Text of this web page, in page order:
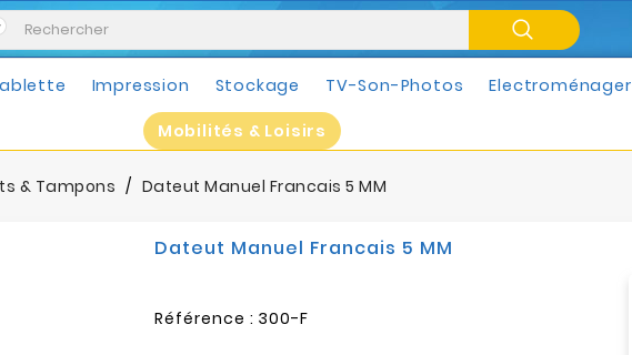
Impression Stockage TV-Son-Photos Electroménager
Mobilités & Loisirs
& Tampons Dateut Manuel Francais 5 MM
Dateut Manuel Francais 5 MM
Référence : 300-F